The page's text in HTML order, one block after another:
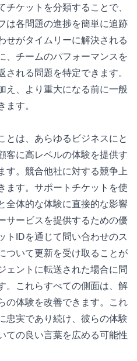
ケットを分類することで、
は各問題の進捗を簡単に追跡
せがタイムリーに解決される
、チームのパフォーマンスを
れる問題を特定できます。
え、より重大になる前に一般
す。
とは、あらゆるビジネスにと
客に高レベルの体験を提供す
す。競合他社に対する競争上
ます。サポートチケットを使
全体的な体験に直接的な影響
サービスを提供するための優
トIDを通じて問い合わせのス
ついて更新を受け取ることが
ェントに転送された場合に問
。これらすべての側面は、解
の体験を改善できます。これ
忠実であり続け、彼らの体験
ての良い言葉を広める可能性